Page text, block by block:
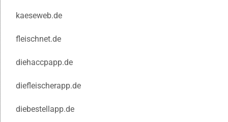
kaeseweb.de
fleischnet.de
diehaccpapp.de
diefleischerapp.de
diebestellapp.de